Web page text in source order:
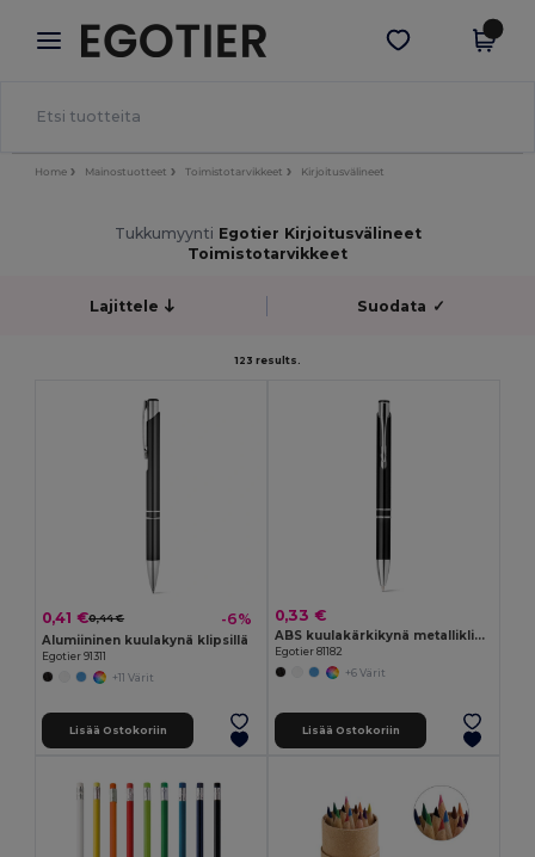
× Egotier-sovellus
Paremmat hinnat appissa!
Hae sovellus
Home Mainostuotteet Toimistotarvikkeet Kirjoitusvälineet
Tukkumyynti Egotier Kirjoitusvälineet
Toimistotarvikkeet
Lajittele Suodata ✓
123 results.
0,41 €0,44 € -6%
Alumiininen kuulakynä klipsillä
Egotier 91311
+11 Värit
Lisää Ostokoriin
0,33 €
ABS kuulakärkikynä metalliklipsillä
Egotier 81182
+6 Värit
Lisää Ostokoriin